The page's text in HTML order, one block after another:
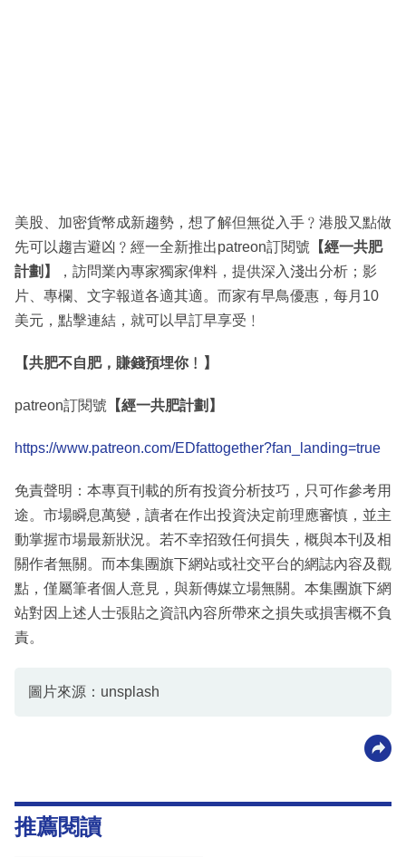
美股、加密貨幣成新趨勢，想了解但無從入手﹖港股又點做
先可以趨吉避凶﹖經一全新推出patreon訂閱號 【經一共肥
計劃】
，訪問業內專家獨家俾料，提供深入淺出分析；影
片、專欄、文字報道各適其適。而家有早鳥優惠，每月10
美元，點擊連結，就可以早訂早享受﹗
【共肥不自肥，賺錢預埋你﹗】
patreon訂閱號 【經一共肥計劃】
https://www.patreon.com/EDfattogether?fan_landing=true
免責聲明：本專頁刊載的所有投資分析技巧，只可作參考用
途。市場瞬息萬變，讀者在作出投資決定前理應審慎，並主
動掌握市場最新狀況。若不幸招致任何損失，概與本刊及相
關作者無關。而本集團旗下網站或社交平台的網誌內容及觀
點，僅屬筆者個人意見，與新傳媒立場無關。本集團旗下網
站對因上述人士張貼之資訊內容所帶來之損失或損害概不負
責。
圖片來源：unsplash
推薦閱讀